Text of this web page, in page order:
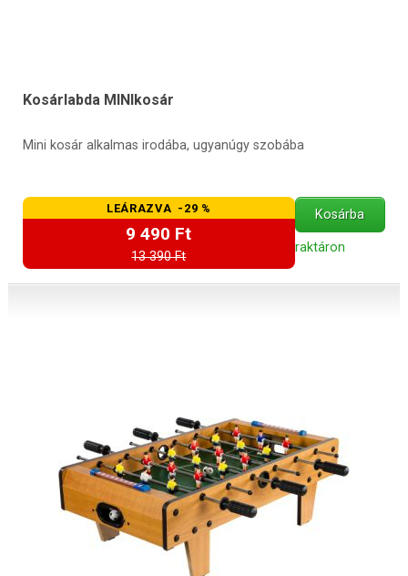
Kosárlabda MINIkosár
Mini kosár alkalmas irodába, ugyanúgy szobába
LEÁRAZVA -29 %
9 490 Ft
13 390 Ft
Kosárba
raktáron